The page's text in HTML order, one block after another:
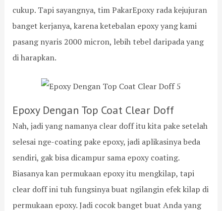
cukup. Tapi sayangnya, tim PakarEpoxy rada kejujuran
banget kerjanya, karena ketebalan epoxy yang kami
pasang nyaris 2000 micron, lebih tebel daripada yang
di harapkan.
Epoxy Dengan Top Coat Clear Doff
Nah, jadi yang namanya clear doff itu kita pake setelah
selesai nge-coating pake epoxy, jadi aplikasinya beda
sendiri, gak bisa dicampur sama epoxy coating.
Biasanya kan permukaan epoxy itu mengkilap, tapi
clear doff ini tuh fungsinya buat ngilangin efek kilap di
permukaan epoxy. Jadi cocok banget buat Anda yang